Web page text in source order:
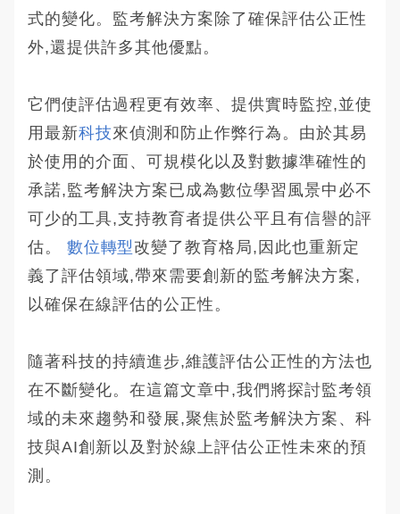
式的變化。監考解決方案除了確保評估公正性
外,還提供許多其他優點。
它們使評估過程更有效率、提供實時監控,並使
用最新科技來偵測和防止作弊行為。由於其易
於使用的介面、可規模化以及對數據準確性的
承諾,監考解決方案已成為數位學習風景中必不
可少的工具,支持教育者提供公平且有信譽的評
估。 數位轉型改變了教育格局,因此也重新定
義了評估領域,帶來需要創新的監考解決方案,
以確保在線評估的公正性。
隨著科技的持續進步,維護評估公正性的方法也
在不斷變化。在這篇文章中,我們將探討監考領
域的未來趨勢和發展,聚焦於監考解決方案、科
技與AI創新以及對於線上評估公正性未來的預
測。